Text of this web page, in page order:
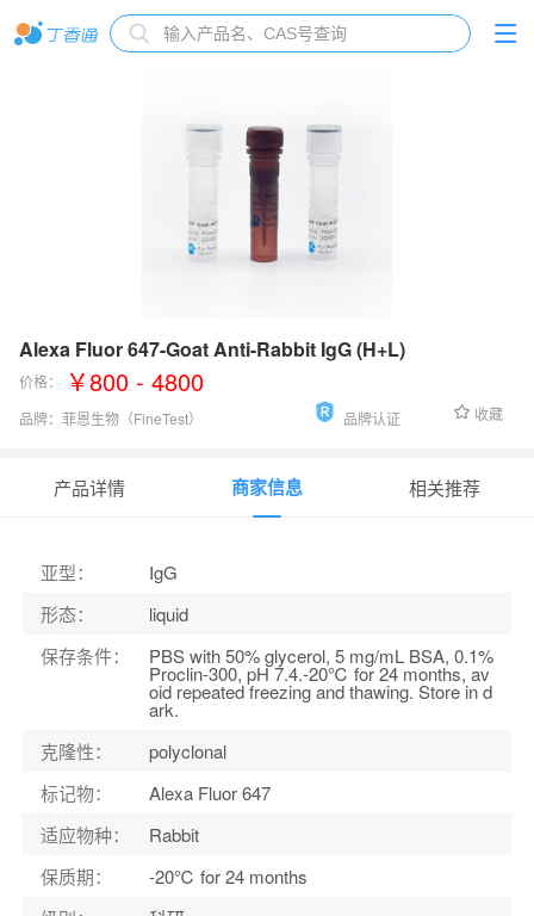
Alexa Fluor 647-Goat Anti-Rabbit IgG (H+L)
价格： ￥800 - 4800
品牌： 菲恩生物（FineTest） 品牌认证 收藏
产品详情 商家信息 相关推荐
亚型：
IgG
形态：
liquid
保存条件： PBS with 50% glycerol, 5 mg/mL BSA, 0.1%
Proclin-300, pH 7.4.-20℃ for 24 months, av
oid repeated freezing and thawing. Store in d
ark.
克隆性：
polyclonal
标记物：
Alexa Fluor 647
适应物种：
Rabbit
保质期：
-20℃ for 24 months